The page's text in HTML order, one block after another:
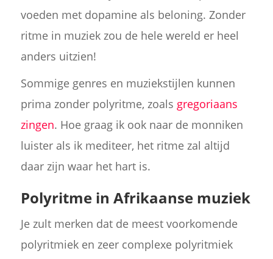
voeden met dopamine als beloning. Zonder
ritme in muziek zou de hele wereld er heel
anders uitzien!
Sommige genres en muziekstijlen kunnen
prima zonder polyritme, zoals gregoriaans
zingen. Hoe graag ik ook naar de monniken
luister als ik mediteer, het ritme zal altijd
daar zijn waar het hart is.
Polyritme in Afrikaanse muziek
Je zult merken dat de meest voorkomende
polyritmiek en zeer complexe polyritmiek